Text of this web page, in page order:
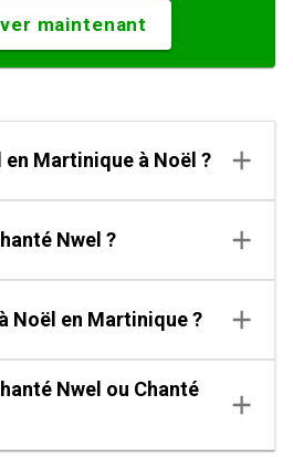
maintenant
Martinique à Noël ?
Nwel ?
Noël en Martinique ?
Nwel ou Chanté